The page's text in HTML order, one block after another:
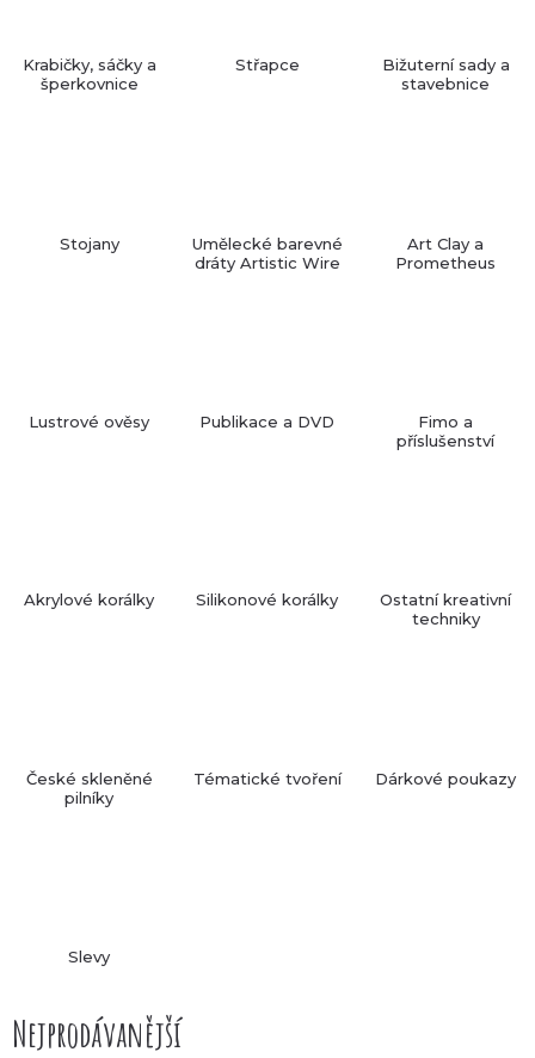
Krabičky, sáčky a
šperkovnice
Střapce
Bižuterní sady a
stavebnice
Stojany
Umělecké barevné
dráty Artistic Wire
Art Clay a
Prometheus
Lustrové ověsy Publikace a DVD
Fimo a
příslušenství
Akrylové korálky Silikonové korálky
Ostatní kreativní
techniky
České skleněné
pilníky
Tématické tvoření Dárkové poukazy
Slevy
Nejprodávanější